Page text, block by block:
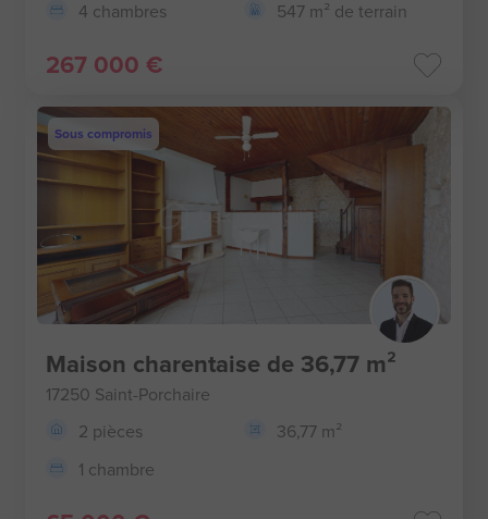
4 chambres
547 m² de terrain
267 000 €
Sous compromis
Maison charentaise de 36,77 m²
17250 Saint-Porchaire
2 pièces
36,77 m²
1 chambre